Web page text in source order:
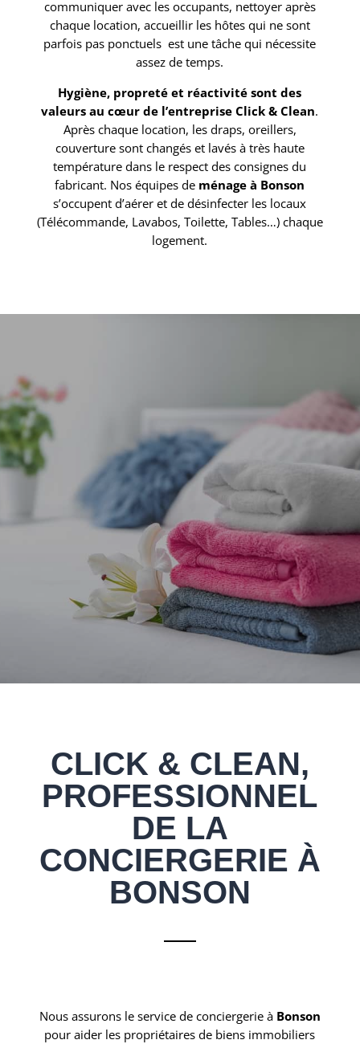
communiquer avec les occupants, nettoyer après
chaque location, accueillir les hôtes qui ne sont
parfois pas ponctuels est une tâche qui nécessite
assez de temps.
Hygiène, propreté et réactivité sont des
valeurs au cœur de l’entreprise Click & Clean.
Après chaque location, les draps, oreillers,
couverture sont changés et lavés à très haute
température dans le respect des consignes du
fabricant. Nos équipes de ménage à Bonson
s’occupent d’aérer et de désinfecter les locaux
(Télécommande, Lavabos, Toilette, Tables…) chaque
logement.
CLICK & CLEAN,
PROFESSIONNEL
DE LA
CONCIERGERIE À
BONSON
Nous assurons le service de conciergerie à Bonson
pour aider les propriétaires de biens immobiliers